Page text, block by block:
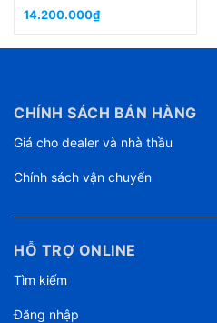
14.200.000₫
CHÍNH SÁCH BÁN HÀNG
Giá cho dealer và nhà thầu
Chính sách vận chuyển
HỖ TRỢ ONLINE
Tìm kiếm
Đăng nhập